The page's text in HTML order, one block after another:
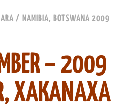
/ NAMIBIA, BOTSWANA 2009
– 2009
XAKANAXA